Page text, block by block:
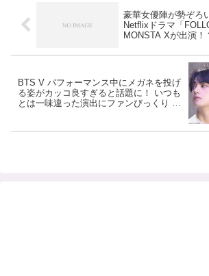
豪華女優陣が勢ぞろ
Netflixドラマ「
MONSTA Xが出演！
BTS V パフォーマンス中にメガネを投げ
る姿がカッコ良すぎると話題に！ いつも
とは一味違った演出にファンびっくり ス